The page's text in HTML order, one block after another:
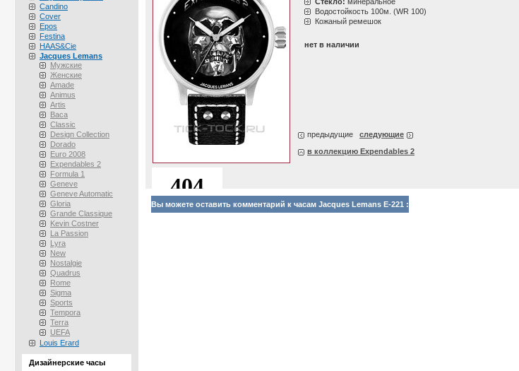
Candino
Cover
Epos
Festina
HAAS&Cie
Jacques Lemans
Мужские
Женские
Amade
Animus
Artis
Baca
Classic
Design Collection
Dorado
Euro 2008
Expendables 2
Formula 1
Geneve
Geneve Automatic
Gloria
Grande Classique
Kevin Costner
La Passion
Lyra
New
Nostalgie
Quadrus
Rome
Sigma
Sports
Tempora
Terra
UEFA
Louis Erard
Дизайнерские часы
Водостойкость 100м. (WR 100)
Кожаный ремешок
нет в наличии
предыдущие
следующие
в коллекцию Expendables 2
Вы можете оставить комментарий к часам Jacques Lemans E-221 :